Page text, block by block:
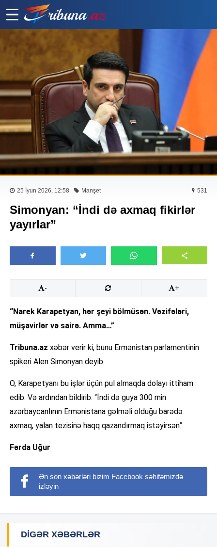
25 İyun 2026, 12:58 Manşet 531
Simonyan: “İndi də axmaq fikirlər
yayırlar”
- +
“Narek Karapetyan, hər şeyi bölmüsən. Vəzifələri,
müşavirlər və sairə. Amma…”
Tribuna.az xəbər verir ki, bunu Ermənistan parlamentinin
spikeri Alen Simonyan deyib.
O, Karapetyanı bu işlər üçün pul almaqda dolayı ittiham
edib. Və ardından bildirib: “İndi də guya 300 min
azərbaycanlının Ermənistana gəlməli olduğu barədə
axmaq, yalan tezisinə haqq qazandırmaq istəyirsən”.
Fərda Uğur
Ən son xəbərləri bizim Facebook səhifəmizdə
izləyin
DIGƏR XƏBƏRLƏR